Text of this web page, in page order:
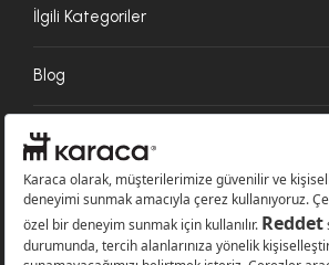
İlgili Kategoriler
Blog
Ödeme